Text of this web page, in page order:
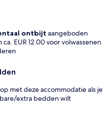
ontbijt aangeboden
EUR 12.00 voor volwassenen
met deze accommodatie als je
extra bedden wilt